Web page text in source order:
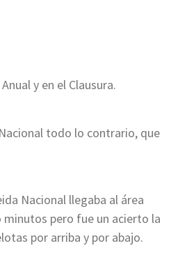
y en el Clausura.
todo lo contrario, que
Nacional llegaba al área
minutos pero fue un acierto la
por arriba y por abajo.